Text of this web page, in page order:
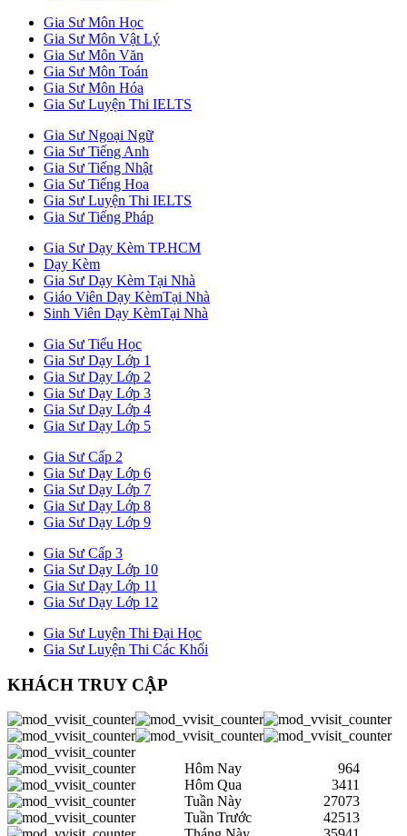
Gia Sư Môn Học
Gia Sư Môn Vật Lý
Gia Sư Môn Văn
Gia Sư Môn Toán
Gia Sư Môn Hóa
Gia Sư Luyện Thi IELTS
Gia Sư Ngoại Ngữ
Gia Sư Tiếng Anh
Gia Sư Tiếng Nhật
Gia Sư Tiếng Hoa
Gia Sư Luyện Thi IELTS
Gia Sư Tiếng Pháp
Gia Sư Dạy Kèm TP.HCM
Dạy Kèm
Gia Sư Dạy Kèm Tại Nhà
Giáo Viên Dạy KèmTại Nhà
Sinh Viên Dạy KèmTại Nhà
Gia Sư Tiểu Học
Gia Sư Dạy Lớp 1
Gia Sư Dạy Lớp 2
Gia Sư Dạy Lớp 3
Gia Sư Dạy Lớp 4
Gia Sư Dạy Lớp 5
Gia Sư Cấp 2
Gia Sư Dạy Lớp 6
Gia Sư Dạy Lớp 7
Gia Sư Dạy Lớp 8
Gia Sư Dạy Lớp 9
Gia Sư Cấp 3
Gia Sư Dạy Lớp 10
Gia Sư Dạy Lớp 11
Gia Sư Dạy Lớp 12
Gia Sư Luyện Thi Đại Học
Gia Sư Luyện Thi Các Khối
KHÁCH TRUY CẬP
Hôm Nay
964
Hôm Qua
3411
Tuần Này
27073
Tuần Trước
42513